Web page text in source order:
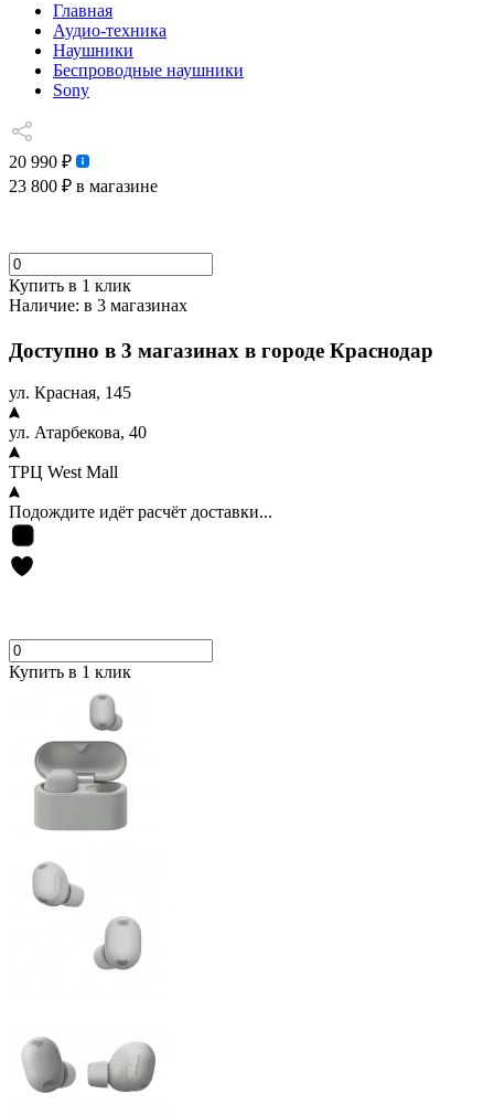
Главная
Аудио-техника
Наушники
Беспроводные наушники
Sony
20 990 ₽
23 800 ₽ в магазине
Купить в 1 клик
Наличие: в 3 магазинах
Доступно в 3 магазинах в городе Краснодар
ул. Красная, 145
ул. Атарбекова, 40
ТРЦ West Mall
Подождите идёт расчёт доставки...
Купить в 1 клик